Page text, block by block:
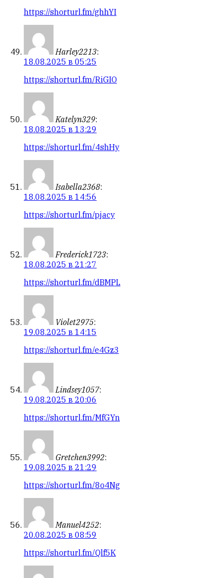
https://shorturl.fm/ghhYI
Harley2213:
18.08.2025 в 05:25
https://shorturl.fm/RiGIO
Katelyn329:
18.08.2025 в 13:29
https://shorturl.fm/4shHy
Isabella2368:
18.08.2025 в 14:56
https://shorturl.fm/pjacy
Frederick1723:
18.08.2025 в 21:27
https://shorturl.fm/dBMPL
Violet2975:
19.08.2025 в 14:15
https://shorturl.fm/e4Gz3
Lindsey1057:
19.08.2025 в 20:06
https://shorturl.fm/MfGYn
Gretchen3992:
19.08.2025 в 21:29
https://shorturl.fm/8o4Ng
Manuel4252:
20.08.2025 в 08:59
https://shorturl.fm/Qlf5K